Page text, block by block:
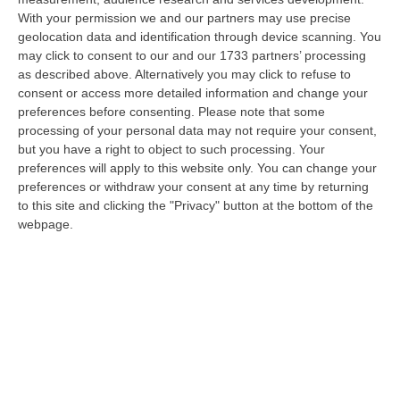
With your permission we and our partners may use precise
geolocation data and identification through device scanning. You
may click to consent to our and our 1733 partners’ processing
as described above. Alternatively you may click to refuse to
consent or access more detailed information and change your
preferences before consenting. Please note that some
processing of your personal data may not require your consent,
but you have a right to object to such processing. Your
preferences will apply to this website only. You can change your
preferences or withdraw your consent at any time by returning
to this site and clicking the "Privacy" button at the bottom of the
webpage.
Razionalizzazione Della Spesa Sanitaria E Acquisti Sotto Controllo.
La Strategia “anti-Sprechi” Della Regione
“CATANZARO La razionalizzazione della spesa sanitaria passa dalla
centralizzazione degli acquisti. È una delle direttrici individuate dalla…
09 Agosto, 14:37
Un’altra Tragedia Sulle Strade Vibonesi, Incidente Tra Zambrone E
Briatico: Muore Una Donna, Diversi Feriti
“VIBO VALENTIA Ancora sangue sulle strade vibonesi. Questa mattina un
altro tragico incidente è avvenuto sulla ex statale 522 tra Zambrone e…
09 Agosto, 13:34